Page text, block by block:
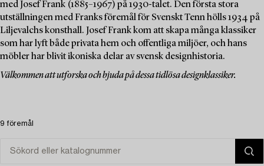
med Josef Frank (1885–1967) på 1930-talet. Den första stora
utställningen med Franks föremål för Svenskt Tenn hölls 1934 på
Liljevalchs konsthall. Josef Frank kom att skapa många klassiker
som har lyft både privata hem och offentliga miljöer, och hans
möbler har blivit ikoniska delar av svensk designhistoria.
Välkommen att utforska och bjuda på dessa tidlösa designklassiker.
9 föremål